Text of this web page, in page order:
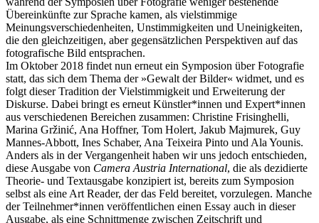
Übereinkünfte zur Sprache kamen, als vielstimmige
Meinungsverschiedenheiten, Unstimmigkeiten und Uneinigkeiten,
die den gleichzeitigen, aber gegensätzlichen Perspektiven auf das
fotografische Bild entsprachen.
Im Oktober 2018 findet nun erneut ein Symposion über Fotografie
statt, das sich dem Thema der »Gewalt der Bilder« widmet, und es
folgt dieser Tradition der Vielstimmigkeit und Erweiterung der
Diskurse. Dabei bringt es erneut Künstler*innen und Expert*innen
aus verschiedenen Bereichen zusammen: Christine Frisinghelli,
Marina Gržinić, Ana Hoffner, Tom Holert, Jakub Majmurek, Guy
Mannes-Abbott, Ines Schaber, Ana Teixeira Pinto und Ala Younis.
Anders als in der Vergangenheit haben wir uns jedoch entschieden,
diese Ausgabe von Camera Austria International, die als dezidierte
Theorie- und Textausgabe konzipiert ist, bereits zum Symposion
selbst als eine Art Reader, der das Feld bereitet, vorzulegen. Manche
der Teilnehmer*innen veröffentlichen einen Essay auch in dieser
Ausgabe, als eine Schnittmenge zwischen Zeitschrift und